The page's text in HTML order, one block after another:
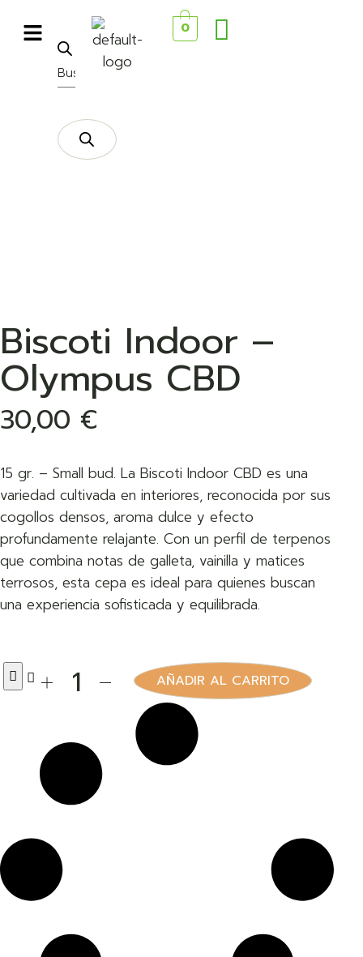
0
Biscoti Indoor –
Olympus CBD
30,00 €
15 gr. – Small bud. La Biscoti Indoor CBD es una
variedad cultivada en interiores, reconocida por sus
cogollos densos, aroma dulce y efecto
profundamente relajante. Con un perfil de terpenos
que combina notas de galleta, vainilla y matices
terrosos, esta cepa es ideal para quienes buscan
una experiencia sofisticada y equilibrada.
AÑADIR AL CARRITO